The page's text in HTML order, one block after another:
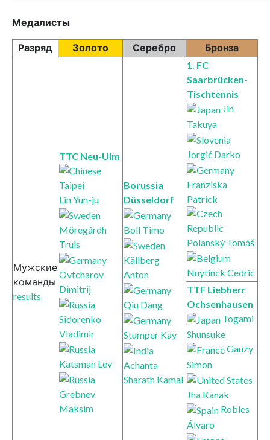
Медалисты
Разряд Золото Серебро Бронза
Мужские
команды
results
TTC Neu-Ulm
Lin Yun-ju
Möregårdh
Truls
Ovtcharov
Dimitrij
Sidorenko
Vladimir
Katsman Lev
Grebnev
Maksim
Borussia
Düsseldorf
Boll Timo
Källberg
Anton
Qiu Dang
Stumper Kay
Achanta
Sharath Kamal
1. FC
Saarbrücken-
Tischtennis
Jin
Takuya
Jorgić Darko
Franziska
Patrick
Polanský Tomáš
Nuytinck Cedric
TTF Liebherr
Ochsenhausen
Togami
Shunsuke
Gauzy
Simon
Jha Kanak
Robles
Álvaro